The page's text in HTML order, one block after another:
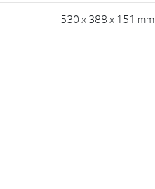
530 x 388 x 151 mm